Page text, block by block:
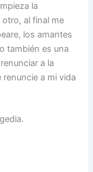
la
al final me
los amantes
también es una
a la
a mi vida